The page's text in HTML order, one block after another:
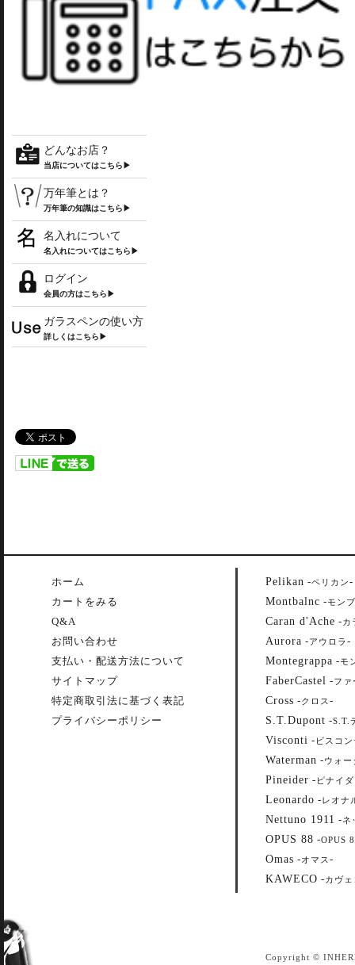
どんなお店？
当店についてはこちら▶
万年筆とは？
万年筆の知識はこちら▶
名入れについて
名入れについてはこちら▶
ログイン
会員の方はこちら▶
ガラスペンの使い方
詳しくはこちら▶
ホーム
カートをみる
Q&A
お問い合わせ
支払い・配送方法について
サイトマップ
特定商取引法に基づく表記
プライバシーポリシー
Pelikan -ペリカン-
Montbalnc -モン
Caran d'Ache -カ
Aurora -アウロラ -
Montegrappa -モ
FaberCastel -ファ
Cross -クロス -
S.T.Dupont -S.T.
Visconti - ビスコ
Waterman -ウォー
Pineider - ピナイ
Leonardo -レオナ
Nettuno 1911 -ネ
OPUS 88 -OPUS
Omas -オマス -
KAWECO -カヴェ
Copyright ©